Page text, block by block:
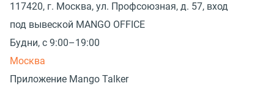
117420, г. Москва, ул. Профсоюзная, д. 57, вход
под вывеской MANGO OFFICE
Будни, с 9:00–19:00
Москва
Приложение Mango Talker